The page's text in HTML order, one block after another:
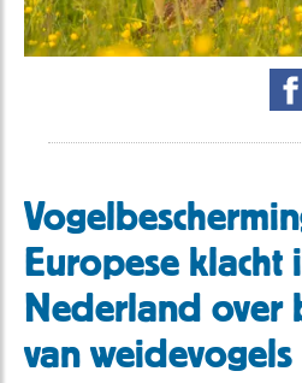
Europese klacht
Nederland over
van weidevogels